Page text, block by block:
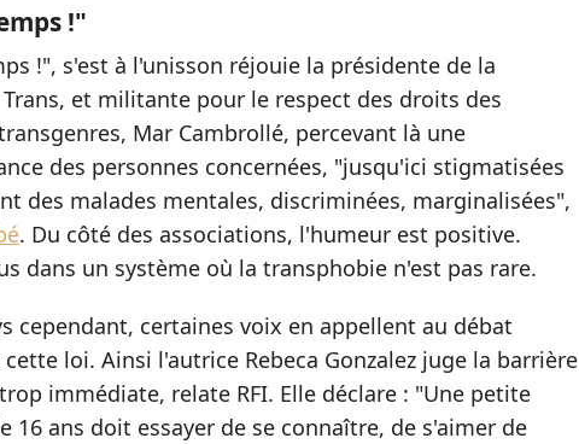
!"
!", s'est à l'unisson réjouie la présidente de la
et militante pour le respect des droits des
Mar Cambrollé, percevant là une
des personnes concernées, "jusqu'ici stigmatisées
des malades mentales, discriminées, marginalisées",
. Du côté des associations, l'humeur est positive.
dans un système où la transphobie n'est pas rare.
cependant, certaines voix en appellent au débat
loi. Ainsi l'autrice Rebeca Gonzalez juge la barrière
immédiate, relate RFI. Elle déclare : "Une petite
16 ans doit essayer de se connaître, de s'aimer de